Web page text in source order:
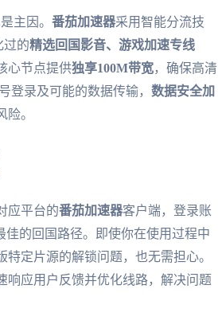
主因。 番茄加速器采用智能分流技
过的精选回国影音、游戏加速专线
心节点提供独享100M带宽，确保高清
登录及可能的数据传输， 数据安全加
。
应平台的番茄加速器客户端，登录账
佳的回国路径。即使你在使用过程中
特定片源的解锁问题，也无需担心。
响应用户反馈并优化线路，解决问题